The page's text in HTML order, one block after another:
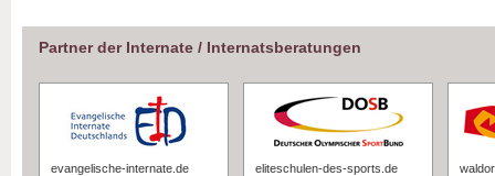
Partner der Internate / Internatsberatungen
evangelische-internate.de
eliteschulen-des-sports.de